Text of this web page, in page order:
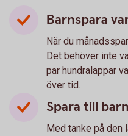
Barnspara
När du
Det behöver inte
par hundralappar
över tid.
Spara till
Med tanke på den